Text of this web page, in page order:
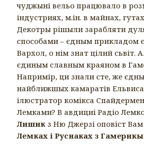
чуджыні вельо працювало в
індустриях, м.ін. в майнах,
Декотры рішыли зарабляти
способами – єдным прикладом
Вархол, о нім знат цілий сьвіт.
єдиным славным краяном в
Напримір, ци знали сте, же
найближшых камаратів
ілюстратор комікса
Лемками? В авдициі Радіо
Лишик з Ню Джерзі оповіст
Лемках і Руснаках з Гамерикы